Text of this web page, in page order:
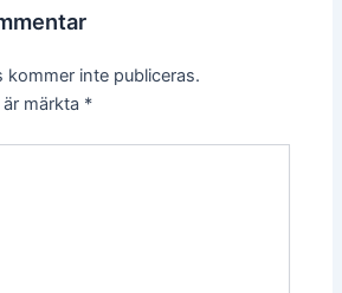
kommer inte publiceras.
märkta *